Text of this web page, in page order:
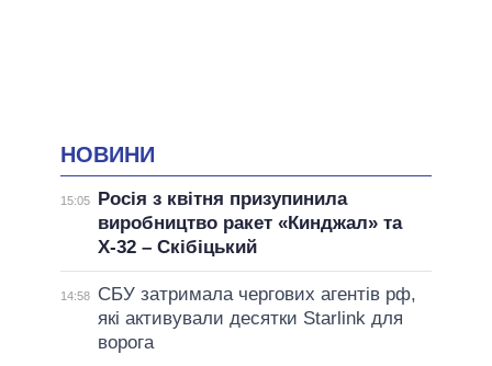
НОВИНИ
15:05
Росія з квітня призупинила
виробництво ракет «Кинджал» та
Х-32 – Скібіцький
14:58
СБУ затримала чергових агентів рф,
які активували десятки Starlink для
ворога